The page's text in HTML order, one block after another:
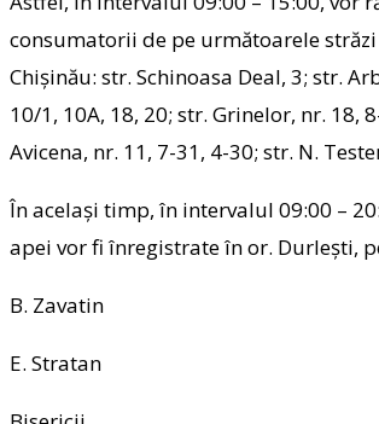
consumatorii de pe următoarele
Chișinău: str. Schinoasa Deal, 3; str.
10/1, 10A, 18, 20; str. Grinelor, nr. 18,
Avicena, nr. 11, 7-31, 4-30; str. N.
În același timp, în intervalul 09:00 –
apei vor fi înregistrate în or. Durlești,
B. Zavatin
E. Stratan